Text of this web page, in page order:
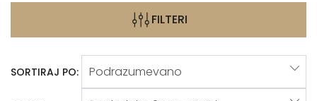
FILTERI
SORTIRAJ PO: